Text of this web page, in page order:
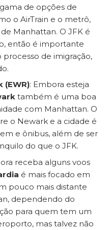
de opções de
o AirTrain e o metrô,
Manhattan. O JFK é
então é importante
de imigração,
: Embora esteja
também é uma boa
com Manhattan. O
o Newark e a cidade é
e ônibus, além de ser
do que o JFK.
receba alguns voos
é mais focado em
pouco mais distante
dependendo do
para quem tem um
mas talvez não